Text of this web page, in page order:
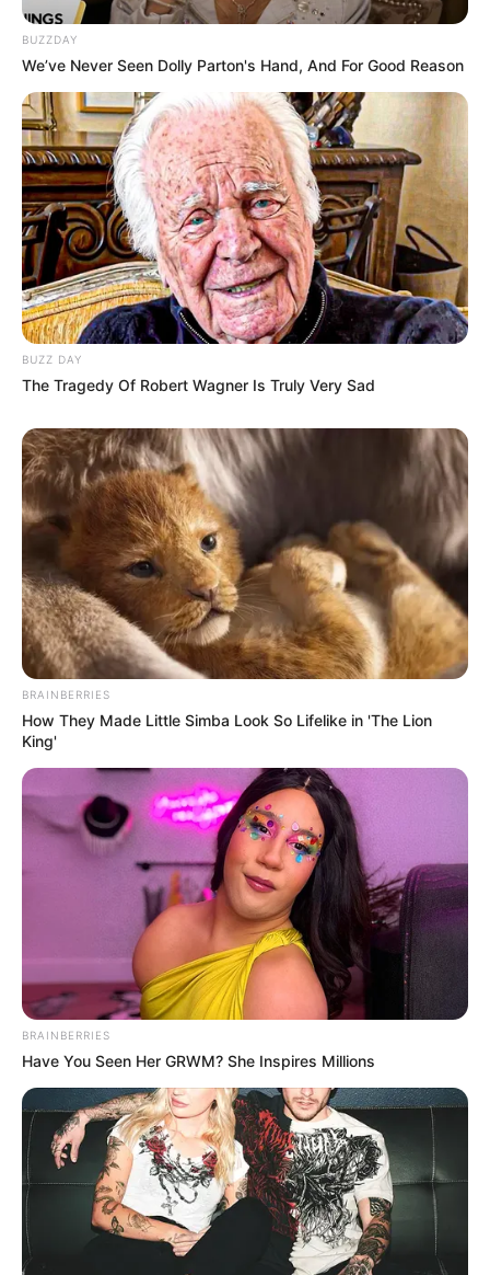
AKTRIS MODEL PRESENTER
SELEBRITI INDONESIA
TASKYA NAMYA
BUZZDAY
We’ve Never Seen Dolly Parton's Hand, And For Good Reason
BUZZ DAY
The Tragedy Of Robert Wagner Is Truly Very Sad
BRAINBERRIES
How They Made Little Simba Look So Lifelike in 'The Lion
King'
BRAINBERRIES
Have You Seen Her GRWM? She Inspires Millions